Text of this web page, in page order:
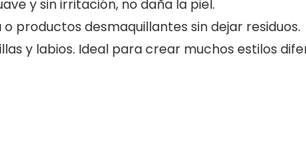
y sin irritación, no daña la piel.
productos desmaquillantes sin dejar residuos.
y labios. Ideal para crear muchos estilos